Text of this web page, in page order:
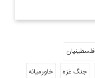
فلسطینیان
جنگ غزه
خاورمیانه